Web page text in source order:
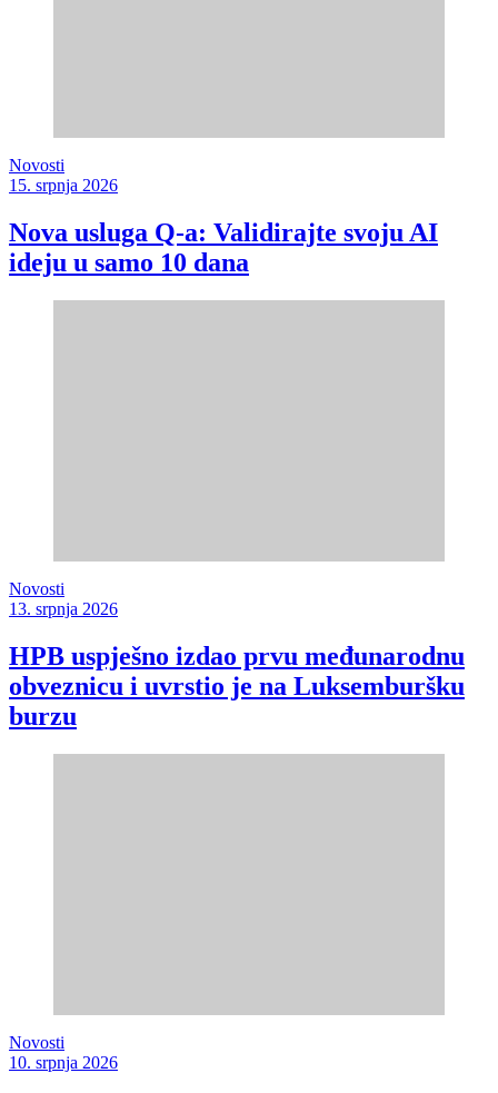
Novosti
15. srpnja 2026
Nova usluga Q-a: Validirajte svoju AI
ideju u samo 10 dana
Novosti
13. srpnja 2026
HPB uspješno izdao prvu međunarodnu
obveznicu i uvrstio je na Luksemburšku
burzu
Novosti
10. srpnja 2026